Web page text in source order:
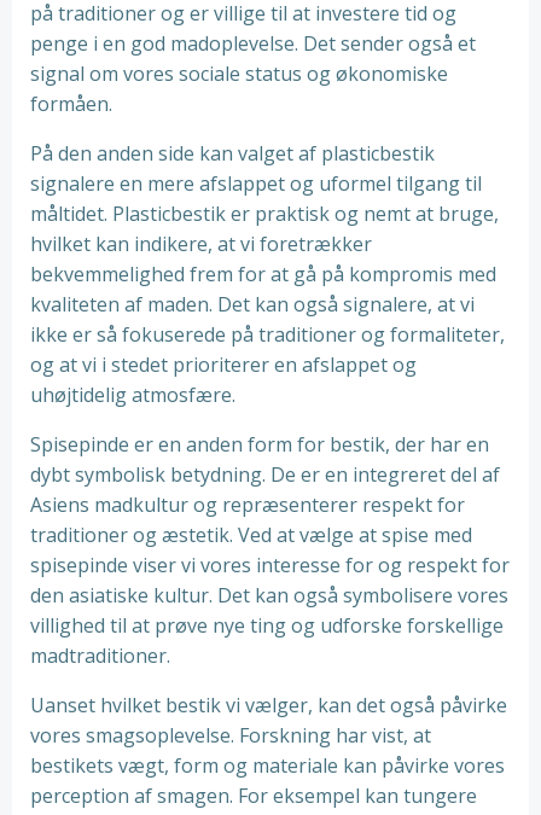
på traditioner og er villige til at investere tid og
penge i en god madoplevelse. Det sender også et
signal om vores sociale status og økonomiske
formåen.
På den anden side kan valget af plasticbestik
signalere en mere afslappet og uformel tilgang til
måltidet. Plasticbestik er praktisk og nemt at bruge,
hvilket kan indikere, at vi foretrækker
bekvemmelighed frem for at gå på kompromis med
kvaliteten af maden. Det kan også signalere, at vi
ikke er så fokuserede på traditioner og formaliteter,
og at vi i stedet prioriterer en afslappet og
uhøjtidelig atmosfære.
Spisepinde er en anden form for bestik, der har en
dybt symbolisk betydning. De er en integreret del af
Asiens madkultur og repræsenterer respekt for
traditioner og æstetik. Ved at vælge at spise med
spisepinde viser vi vores interesse for og respekt for
den asiatiske kultur. Det kan også symbolisere vores
villighed til at prøve nye ting og udforske forskellige
madtraditioner.
Uanset hvilket bestik vi vælger, kan det også påvirke
vores smagsoplevelse. Forskning har vist, at
bestikets vægt, form og materiale kan påvirke vores
perception af smagen. For eksempel kan tungere